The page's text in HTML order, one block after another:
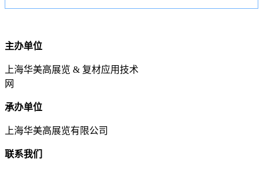
主办单位
上海华美高展览 & 复材应用技术
网
承办单位
上海华美高展览有限公司
联系我们